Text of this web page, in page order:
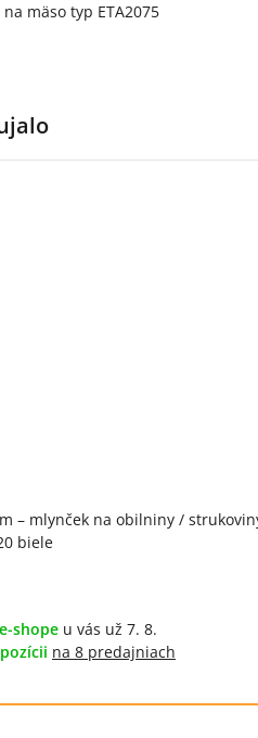
mäso typ ETA2075
– mlynček na obilniny /
biele
shope u vás už 7. 8.
na 8 predajniach
5 (29 recenzí)